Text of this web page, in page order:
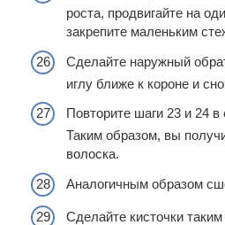
роста, продвигайте на
закрепите маленьким
Сделайте наружный
иглу ближе к короне и
Повторите шаги 23 и 24
Таким образом, вы
волоска.
Аналогичным образом
Сделайте кисточки